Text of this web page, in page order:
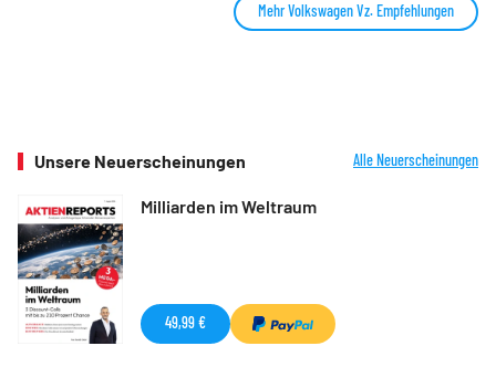
Mehr Volkswagen Vz. Empfehlungen
Unsere Neuerscheinungen Alle Neuerscheinungen
Milliarden im Weltraum
49,99 €